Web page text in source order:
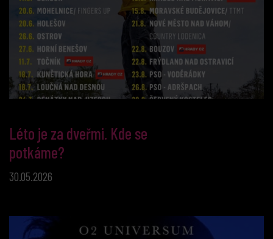
Léto je za dveřmi. Kde se
potkáme?
30.05.2026